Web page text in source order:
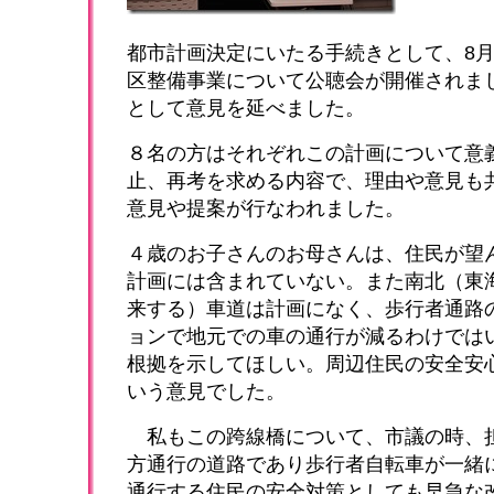
都市計画決定にいたる手続きとして、8
区整備事業について公聴会が開催され
として意見を延べました。
８名の方はそれぞれこの計画について
止、再考を求める内容で、理由や意見も
意見や提案が行なわれました。
４歳のお子さんのお母さんは、住民が
計画には含まれていない。また南北（東
来する）車道は計画になく、歩行者通路
ョンで地元での車の通行が減るわけで
根拠を示してほしい。周辺住民の安全安
いう意見でした。
私もこの跨線橋について、 市議の時、
方通行の道路であり歩行者自転車が一緒